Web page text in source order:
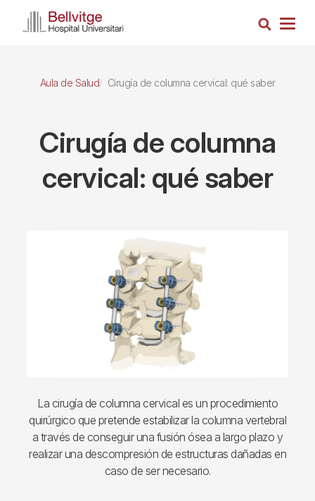
Busca
Aula de Salud Cirugía de columna cervical: qué saber
Cirugía de columna
cervical: qué saber
La cirugía de columna cervical es un procedimiento
quirúrgico que pretende estabilizar la columna vertebral
a través de conseguir una fusión ósea a largo plazo y
realizar una descompresión de estructuras dañadas en
caso de ser necesario.